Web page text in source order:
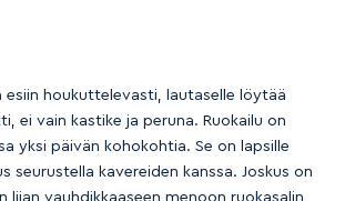
esiin houkuttelevasti, lautaselle löytää
ei vain kastike ja peruna. Ruokailu on
yksi päivän kohokohtia. Se on lapsille
seurustella kavereiden kanssa. Joskus on
vauhdikkaaseen menoon ruokasalin